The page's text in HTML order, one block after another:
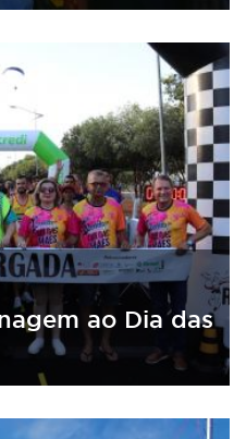
ao Dia das